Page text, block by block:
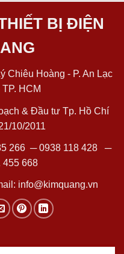
BỊ ĐIỆN
Chiêu Hoàng - P. An Lạc
HCM
& Đầu tư Tp. Hồ Chí
10/2011
266─0938 118 428─
455 668
info@kimquang.vn